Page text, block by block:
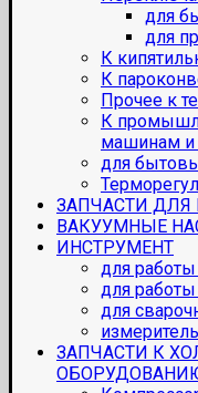
для
для
К
К
Прочее к
К
машинам и
для
ЗАПЧАСТИ
ВАКУУМНЫЕ
ИНСТРУМЕНТ
для
для
для
ЗАПЧАСТИ К